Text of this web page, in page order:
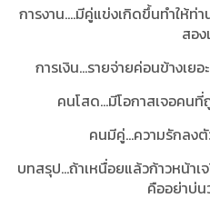
การงาน....มีคู่แข่งเกิดขึ้นทำให้ท่า
สอง
การเงิน...รายจ่ายค่อนข้างเย
คนโสด...มีโอกาสเจอคน
คนมีคู่...ความรักลง
บทสรุป...ถ้าเหนื่อยแล้วก้าวหน้
คืออย่าบ่น